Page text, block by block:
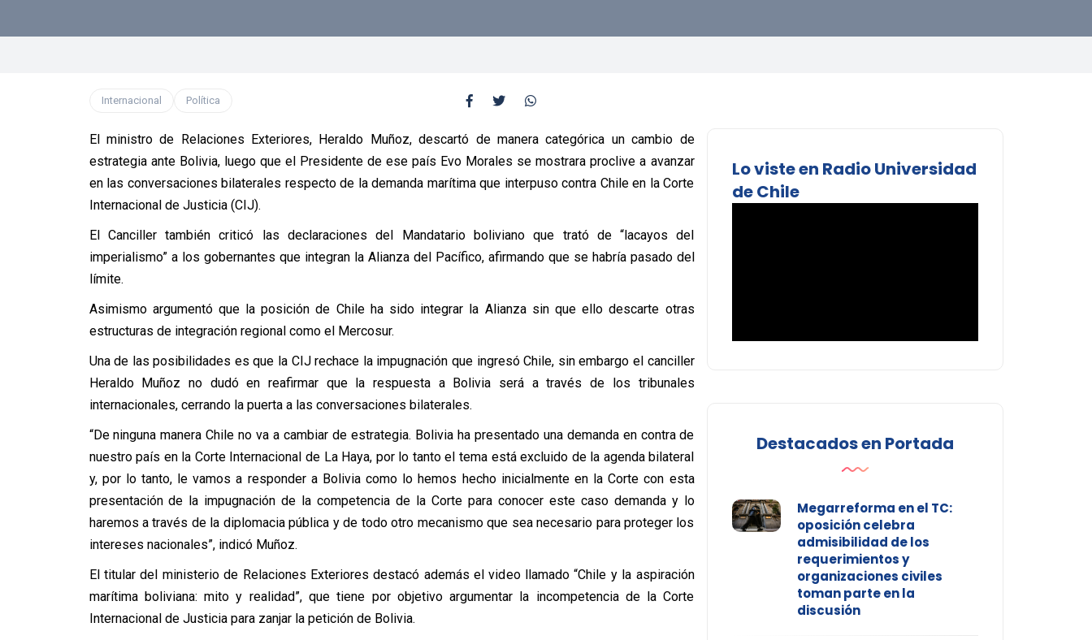
Internacional Política
El ministro de Relaciones Exteriores, Heraldo Muñoz, descartó de manera categórica un cambio de
estrategia ante Bolivia, luego que el Presidente de ese país Evo Morales se mostrara proclive a avanzar
en las conversaciones bilaterales respecto de la demanda marítima que interpuso contra Chile en la Corte
Internacional de Justicia (CIJ).
El Canciller también criticó las declaraciones del Mandatario boliviano que trató de “lacayos del
imperialismo” a los gobernantes que integran la Alianza del Pacífico, afirmando que se habría pasado del
límite.
Asimismo argumentó que la posición de Chile ha sido integrar la Alianza sin que ello descarte otras
estructuras de integración regional como el Mercosur.
Una de las posibilidades es que la CIJ rechace la impugnación que ingresó Chile, sin embargo el canciller
Heraldo Muñoz no dudó en reafirmar que la respuesta a Bolivia será a través de los tribunales
internacionales, cerrando la puerta a las conversaciones bilaterales.
“De ninguna manera Chile no va a cambiar de estrategia. Bolivia ha presentado una demanda en contra de
nuestro país en la Corte Internacional de La Haya, por lo tanto el tema está excluido de la agenda bilateral
y, por lo tanto, le vamos a responder a Bolivia como lo hemos hecho inicialmente en la Corte con esta
presentación de la impugnación de la competencia de la Corte para conocer este caso demanda y lo
haremos a través de la diplomacia pública y de todo otro mecanismo que sea necesario para proteger los
intereses nacionales”, indicó Muñoz.
El titular del ministerio de Relaciones Exteriores destacó además el video llamado “Chile y la aspiración
marítima boliviana: mito y realidad”, que tiene por objetivo argumentar la incompetencia de la Corte
Internacional de Justicia para zanjar la petición de Bolivia.
Lo viste en Radio Universidad
de Chile
Destacados en Portada
Megarreforma en el TC:
oposición celebra
admisibilidad de los
requerimientos y
organizaciones civiles
toman parte en la
discusión